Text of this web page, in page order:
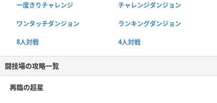
一度きりチャレンジ チャレンジダンジョン
ワンタッチダンジョン ランキングダンジョン
8人対戦 4人対戦
闘技場の攻略一覧
再臨の超星